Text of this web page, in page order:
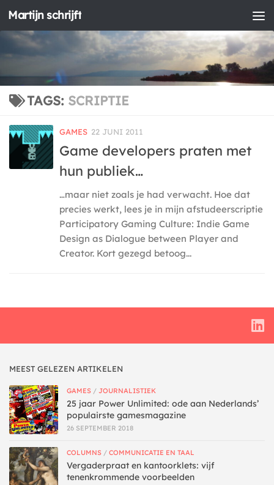
Doorgaan naar inhoud
Martijn schrijft
TAGS: SCRIPTIE
GAMES 22 JUNI 2011
Game developers praten met
hun publiek…
…maar niet zoals je had verwacht. Hoe dat
precies werkt, lees je in mijn afstudeerscriptie
Participatory Gaming Culture: Indie Game
Design as Dialogue between Player and
Creator. Kort gezegd betoog...
MEEST GELEZEN ARTIKELEN
GAMES / JOURNALISTIEK
25 jaar Power Unlimited: ode aan Nederlands’
populairste gamesmagazine
26 SEPTEMBER 2018
COLUMNS / COMMUNICATIE EN TAAL
Vergaderpraat en kantoorklets: vijf
tenenkrommende voorbeelden